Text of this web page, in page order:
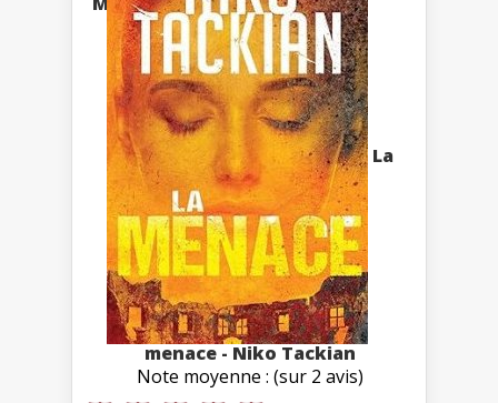
La
menace - Niko Tackian
Note moyenne : (sur 2 avis)